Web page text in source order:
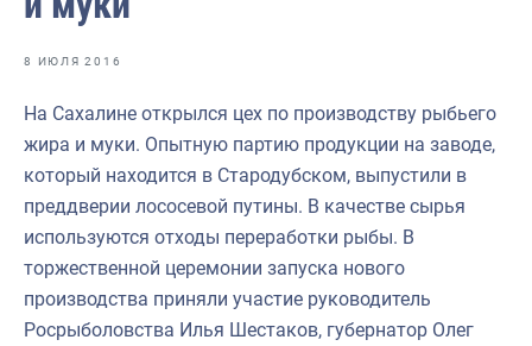
Отраслевые СМИ
Выставки и конференции
Научно-практическая литература
Рыбоохрана России
Инфографика
Укрепление духовно-нравственных ценностей
8 ИЮЛЯ 2016
На Сахалине открылся цех по производству рыбьего
жира и муки. Опытную партию продукции на заводе,
который находится в Стародубском, выпустили в
преддверии лососевой путины. В качестве сырья
используются отходы переработки рыбы. В
торжественной церемонии запуска нового
производства приняли участие руководитель
Росрыболовства Илья Шестаков, губернатор Олег